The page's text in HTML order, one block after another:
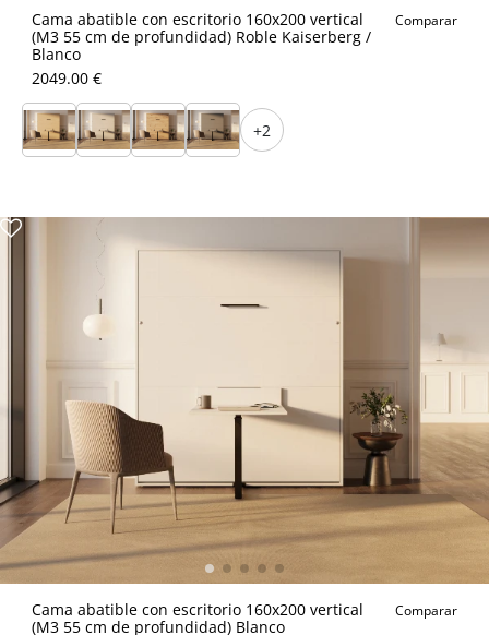
Cama abatible con escritorio 160x200 vertical
(M3 55 cm de profundidad) Roble Kaiserberg /
Blanco
Comparar
2049.00 €
+2
Cama abatible con escritorio 160x200 vertical
(M3 55 cm de profundidad) Blanco
Comparar